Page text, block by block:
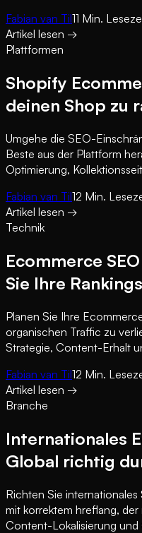
Fabian van Til11 Min.
Artikel lesen →
Plattformen
Shopify
deinen Shop zu
Umgehe die SEO-
Beste aus der Plattform
Optimierung,
Fabian van Til12 Min.
Artikel lesen →
Technik
Ecommerce
Sie Ihre Rankings
Planen Sie Ihre
organischen Traffic zu
Strategie, Content-Erhalt
Fabian van Til12 Min.
Artikel lesen →
Branche
Internationales
Global richtig
Richten Sie
mit korrektem hreflang,
Content-Lokalisierung